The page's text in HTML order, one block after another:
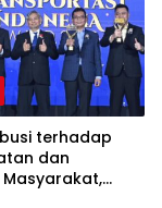
terhadap
dan